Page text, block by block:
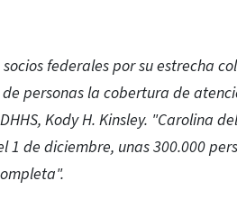
federales por su estrecha
personas la cobertura de
Kody H. Kinsley. "Carolina
1 de diciembre, unas 300.000